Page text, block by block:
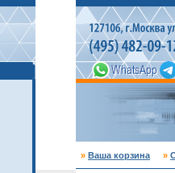
» Ваша корзина »